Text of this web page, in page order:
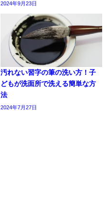
2024年9月23日
汚れない習字の筆の洗い方！子
どもが洗面所で洗える簡単な方
法
2024年7月27日